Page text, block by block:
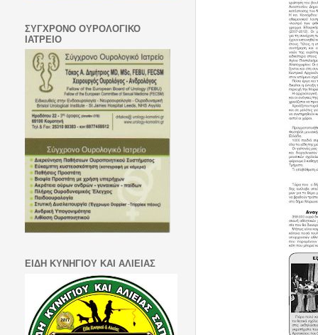
ΣΥΓΧΡΟΝΟ ΟΥΡΟΛΟΓΙΚΟ
ΙΑΤΡΕΙΟ
ΕΙΔΗ ΚΥΝΗΓΙΟΥ ΚΑΙ ΑΛΙΕΙΑΣ